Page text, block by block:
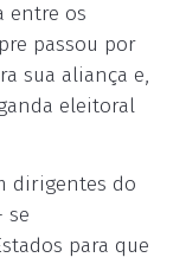
entre os
passou por
sua aliança e,
eleitoral
dirigentes do
se
para que